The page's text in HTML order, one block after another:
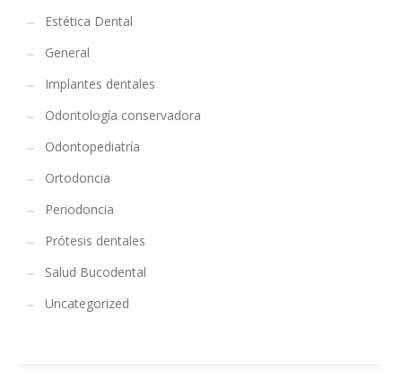
Estética Dental
General
Implantes dentales
Odontología conservadora
Odontopediatría
Ortodoncia
Periodoncia
Prótesis dentales
Salud Bucodental
Uncategorized